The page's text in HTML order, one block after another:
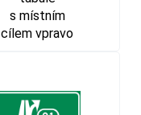
s místním
cílem vpravo